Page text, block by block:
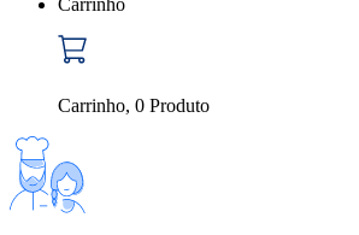
Carrinho, 0 Produto